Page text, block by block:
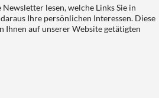
lesen, welche Links Sie in
Ihre persönlichen Interessen. Diese
Ihnen auf unserer Website getätigten